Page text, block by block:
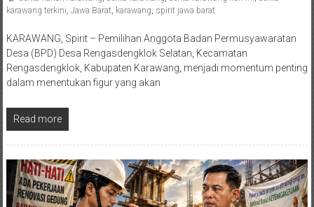
karawang terkini, Jawa Barat, karawang, spirit jawa barat
KARAWANG, Spirit – Pemilihan Anggota Badan Permusyawaratan
Desa (BPD) Desa Rengasdengklok Selatan, Kecamatan
Rengasdengklok, Kabupaten Karawang, menjadi momentum penting
dalam menentukan figur yang akan
Read more